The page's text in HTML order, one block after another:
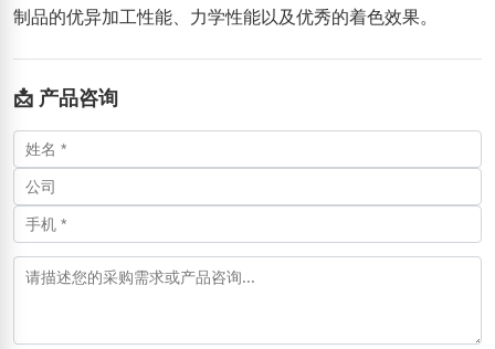
制品的优异加工性能、力学性能以及优秀的着色效果。
📩 产品咨询